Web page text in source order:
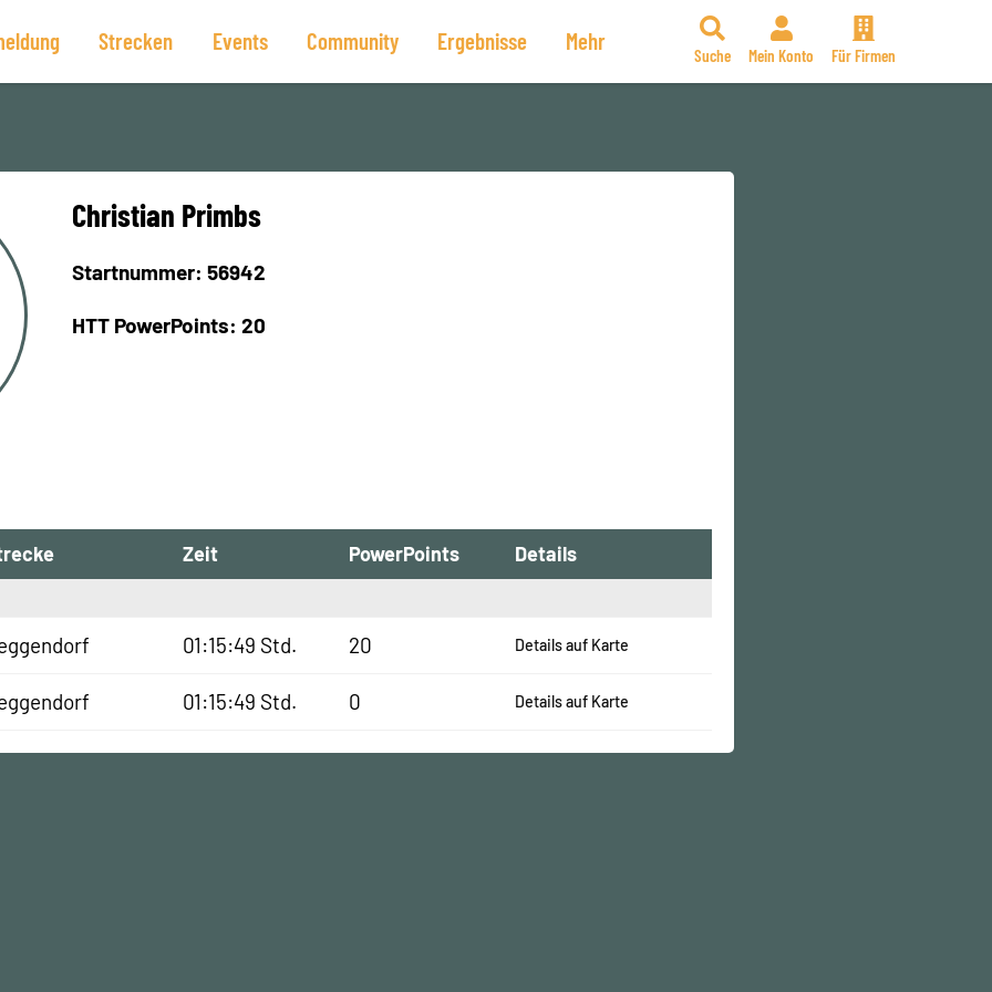
Strecken Events Community Ergebnisse Mehr
Suche Mein Konto Für Firmen
Christian Primbs
Startnummer: 56942
HTT PowerPoints: 20
Zeit PowerPoints Details
01:15:49 Std. 20 Details auf Karte
01:15:49 Std. 0 Details auf Karte